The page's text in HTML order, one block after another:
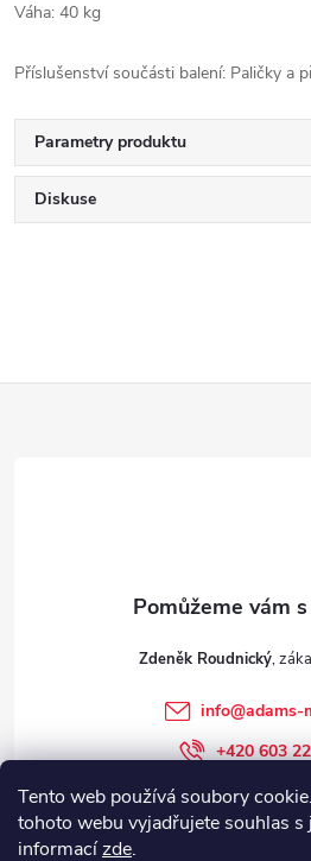
Tento web používá soubory
tohoto webu vyjadřujete souhlas
informacízde.
Váha: 40 kg
Příslušenství součásti balení: Paličky a
Parametry produktu
Diskuse
Zdeněk Roudnický
info@adams-
+420 603
+420 603
adams-